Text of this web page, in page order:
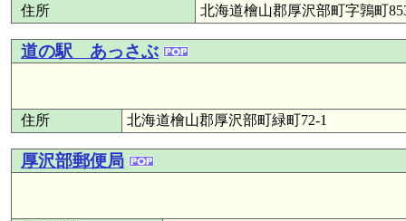
住所
北海道檜山郡厚沢部町字鶉町
道の駅 あっさぶ
住所 北海道檜山郡厚沢部町緑町72-1
厚沢部郵便局